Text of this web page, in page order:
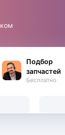
Подбор
запчастей
Бесплатно